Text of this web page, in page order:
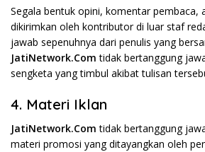
Segala bentuk opini, komentar pembaca,
dikirimkan oleh kontributor di luar staf
jawab sepenuhnya dari penulis yang
JatiNetwork.Com tidak bertanggung
sengketa yang timbul akibat tulisan
4. Materi Iklan
JatiNetwork.Com tidak bertanggung
materi promosi yang ditayangkan oleh